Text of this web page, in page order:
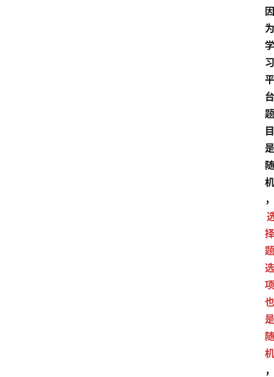
因
为
学
习
平
台
题
目
是
随
机
，
择
题
选
项
也
是
随
机
，